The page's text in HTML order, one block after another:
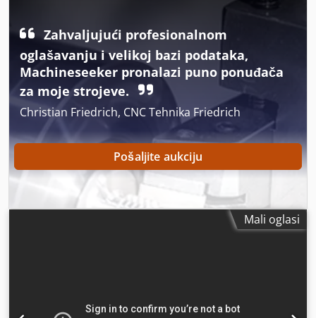
Zahvaljujući profesionalnom
oglašavanju i velikoj bazi podataka,
Machineseeker pronalazi puno ponuđača
za moje strojeve.
Christian Friedrich, CNC Tehnika Friedrich
Pošaljite aukciju
Mali oglasi